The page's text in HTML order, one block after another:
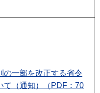
の一部を改正する省令
て（通知）（PDF：70